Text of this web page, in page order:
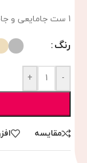
1 ست جامایعی و جامسواکی
رنگ
-
+
مقایسه